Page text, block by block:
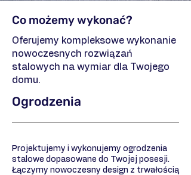
Co możemy wykonać?
Oferujemy kompleksowe wykonanie
nowoczesnych rozwiązań
stalowych na wymiar dla Twojego
domu.
Ogrodzenia
Projektujemy i wykonujemy ogrodzenia
stalowe dopasowane do Twojej posesji.
Łączymy nowoczesny design z trwałością